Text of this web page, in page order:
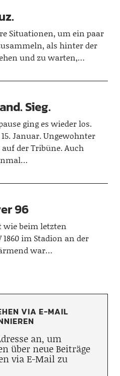
Situationen, um ein paar
als hinter der
und zu warten,…
Sieg.
ging es wieder los.
Januar. Ungewohnter
der Tribüne. Auch
96
wie beim letzten
1860 im Stadion an der
war…
VIA E-MAIL
an, um
über neue Beiträge
via E-Mail zu